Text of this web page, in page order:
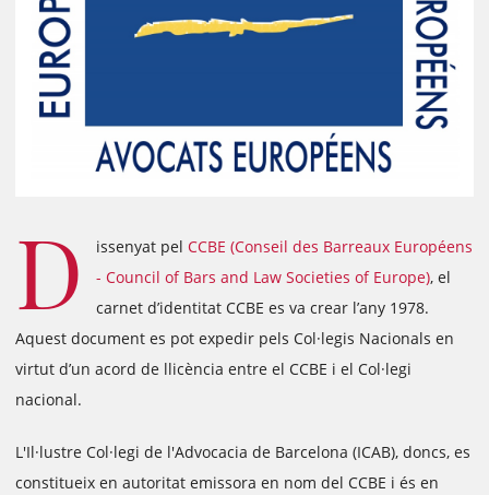
D issenyat pel CCBE (Conseil des Barreaux Européens
- Council of Bars and Law Societies of Europe), el
carnet d’identitat CCBE es va crear l’any 1978.
Aquest document es pot expedir pels Col·legis Nacionals en
virtut d’un acord de llicència entre el CCBE i el Col·legi
nacional.
L'Il·lustre Col·legi de l'Advocacia de Barcelona (ICAB), doncs, es
constitueix en autoritat emissora en nom del CCBE i és en